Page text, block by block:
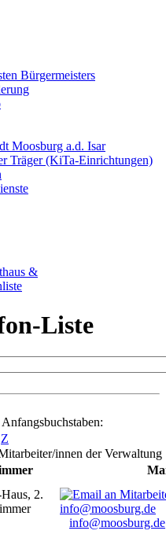
Bürgermeisters
Moosburg a.d. Isar
Träger (KiTa-Einrichtungen)
&
Liste
Z
innen der Verwaltung
2.
info@moosburg.de